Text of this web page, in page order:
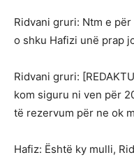
Ridvani gruri: Ntm e
o shku Hafizi unë prap
Ridvani gruri:
kom siguru ni ven për
të rezervum për ne ok
Hafiz: Është ky mulli,